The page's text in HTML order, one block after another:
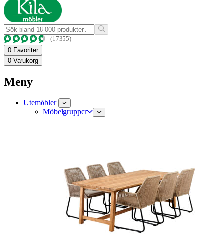
(17355)
0 Favoriter
0 Varukorg
Meny
Utemöbler
Möbelgrupper